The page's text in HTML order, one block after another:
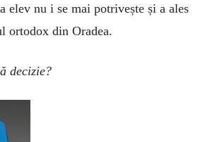
elev nu i se mai potrivește și a ales
ortodox din Oradea.
decizie?